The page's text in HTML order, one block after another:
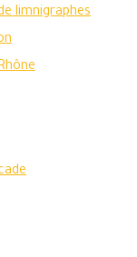
limnigraphes